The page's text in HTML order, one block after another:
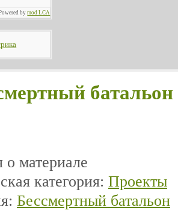
bymod LCA
батальон
материале
категория: Проекты
Бессмертный батальон